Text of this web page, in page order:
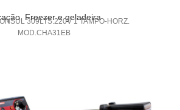
, Freezer e geladeira
309LTS.220V 1 TAMPO-HORZ.
MOD.CHA31EB